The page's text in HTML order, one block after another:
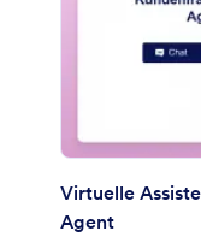
Virtuelle
Agent